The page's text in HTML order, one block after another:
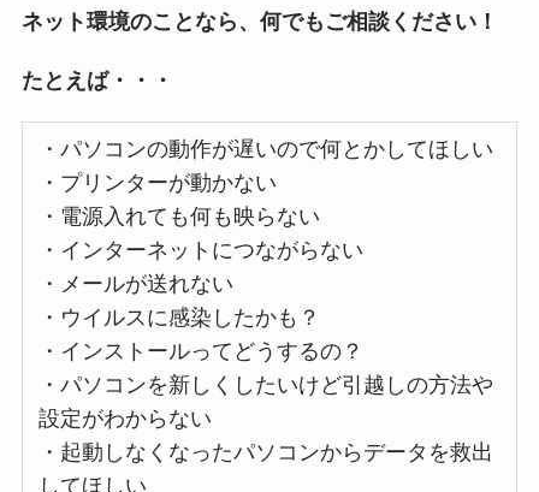
ネット環境のことなら、何でもご相談ください！
たとえば・・・
・パソコンの動作が遅いので何とかしてほしい
・プリンターが動かない
・電源入れても何も映らない
・インターネットにつながらない
・メールが送れない
・ウイルスに感染したかも？
・インストールってどうするの？
・パソコンを新しくしたいけど引越しの方法や
設定がわからない
・起動しなくなったパソコンからデータを救出
してほしい